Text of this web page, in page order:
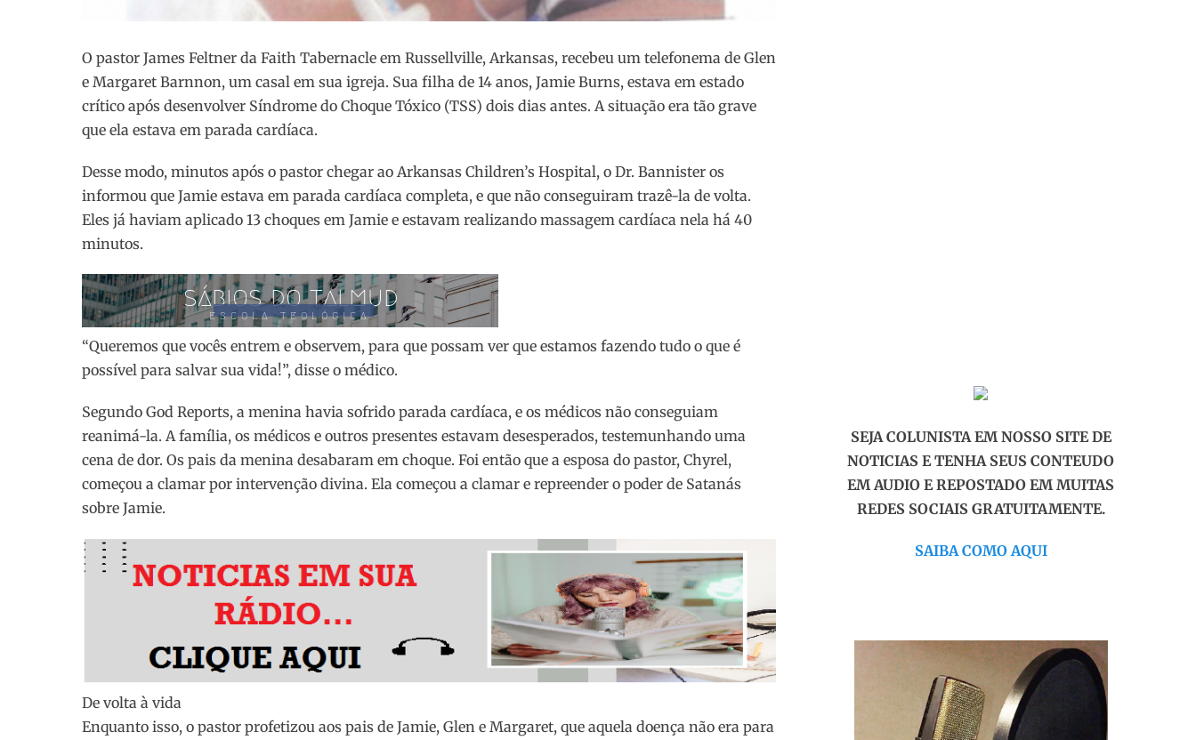
O pastor James Feltner da Faith Tabernacle em Russellville, Arkansas, recebeu um telefonema de Glen
e Margaret Barnnon, um casal em sua igreja. Sua filha de 14 anos, Jamie Burns, estava em estado
crítico após desenvolver Síndrome do Choque Tóxico (TSS) dois dias antes. A situação era tão grave
que ela estava em parada cardíaca.
Desse modo, minutos após o pastor chegar ao Arkansas Children’s Hospital, o Dr. Bannister os
informou que Jamie estava em parada cardíaca completa, e que não conseguiram trazê-la de volta.
Eles já haviam aplicado 13 choques em Jamie e estavam realizando massagem cardíaca nela há 40
minutos.
“Queremos que vocês entrem e observem, para que possam ver que estamos fazendo tudo o que é
possível para salvar sua vida!”, disse o médico.
Segundo God Reports, a menina havia sofrido parada cardíaca, e os médicos não conseguiam
reanimá-la. A família, os médicos e outros presentes estavam desesperados, testemunhando uma
cena de dor. Os pais da menina desabaram em choque. Foi então que a esposa do pastor, Chyrel,
começou a clamar por intervenção divina. Ela começou a clamar e repreender o poder de Satanás
sobre Jamie.
De volta à vida
Enquanto isso, o pastor profetizou aos pais de Jamie, Glen e Margaret, que aquela doença não era para
SEJA COLUNISTA EM NOSSO SITE DE
NOTICIAS E TENHA SEUS CONTEUDO
EM AUDIO E REPOSTADO EM MUITAS
REDES SOCIAIS GRATUITAMENTE.
SAIBA COMO AQUI